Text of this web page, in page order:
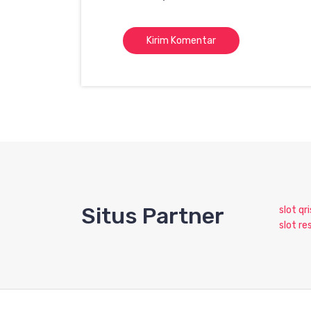
Situs Partner
slot
slot